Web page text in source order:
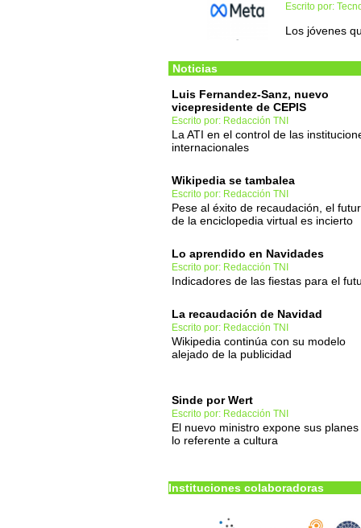
Escrito por:
Los jóvenes
Noticias
Luis Fernandez-Sanz, nuevo
vicepresidente de CEPIS
Escrito por: Redacción TNI
La ATI en el control de las
internacionales
Wikipedia se tambalea
Escrito por: Redacción TNI
Pese al éxito de recaudación, el
de la enciclopedia virtual es incierto
Lo aprendido en Navidades
Escrito por: Redacción TNI
Indicadores de las fiestas para el
La recaudación de Navidad
Escrito por: Redacción TNI
Wikipedia continúa con su modelo
alejado de la publicidad
Sinde por Wert
Escrito por: Redacción TNI
El nuevo ministro expone sus planes
lo referente a cultura
Instituciones colaboradoras